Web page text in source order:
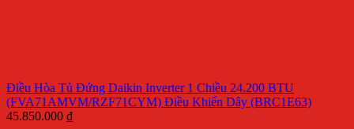
Điều Hòa Tủ Đứng Daikin Inverter 1 Chiều 24.200 BTU
(FVA71AMVM/RZF71CYM) Điều Khiển Dây (BRC1E63)
45.850.000 ₫